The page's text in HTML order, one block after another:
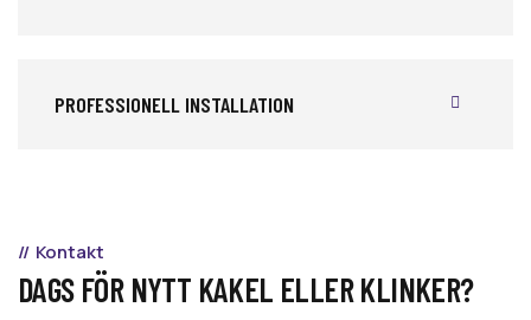
PROFESSIONELL INSTALLATION
Kontakt
DAGS FÖR NYTT KAKEL ELLER KLINKER?